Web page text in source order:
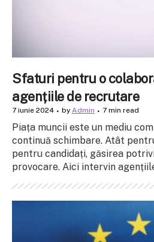
Sfaturi pentru o
agențiile de recrutare
7 iunie 2024 by Admin 7 min read
Piața muncii este un mediu
continuă schimbare. Atât
pentru candidați, găsirea
provocare. Aici intervin